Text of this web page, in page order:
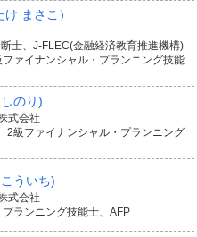
け まさこ）
士、J-FLEC(金融経済教育推進機構)
ァイナンシャル・プランニング技能
のり)
式会社
2級ファイナンシャル・プランニング
ういち)
式会社
ランニング技能士、AFP